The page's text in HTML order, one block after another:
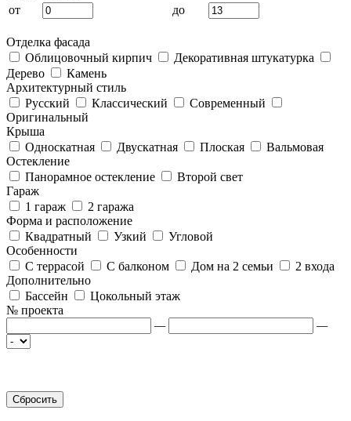
от
до
Отделка фасада
Облицовочный кирпич
Декоративная штукатурка
Дерево
Камень
Архитектурный стиль
Русский
Классический
Современный
Оригинальный
Крыша
Односкатная
Двускатная Плоская
Вальмовая
Остекление
Панорамное остекление
Второй свет
Гараж
1 гараж
2 гаража
Форма и расположение
Квадратный
Узкий
Угловой
Особенности
С террасой
С балконом Дом на 2 семьи
2 входа
Дополнительно
Бассейн
Цокольный этаж
№ проекта
—
—